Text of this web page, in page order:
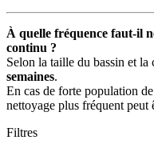
À quelle fréquence faut-il
continu ?
Selon la taille du bassin et la
semaines.
En cas de forte population
nettoyage plus fréquent peut
Filtres